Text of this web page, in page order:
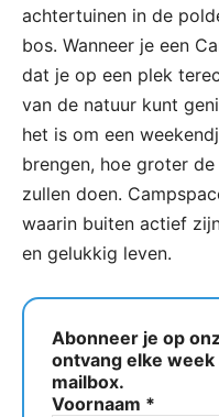
achtertuinen in de
bos. Wanneer je een
dat je op een plek
van de natuur kunt
het is om een
brengen, hoe groter
zullen doen.
waarin buiten actief
en gelukkig leven.
Abonneer je op
ontvang elke
mailbox.
Voornaam *